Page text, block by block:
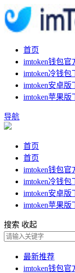
首页
imtoken钱包官
imtoken冷钱包
imtoken安卓版
imtoken苹果版
导航
首页
首页
imtoken钱包官
imtoken冷钱包
imtoken安卓版
imtoken苹果版
搜索 收起
最新推荐
imtoken钱包官